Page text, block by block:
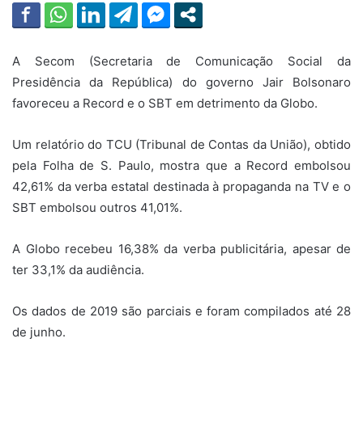
A Secom (Secretaria de Comunicação Social da
Presidência da República) do governo Jair Bolsonaro
favoreceu a Record e o SBT em detrimento da Globo.
Um relatório do TCU (Tribunal de Contas da União), obtido
pela Folha de S. Paulo, mostra que a Record embolsou
42,61% da verba estatal destinada à propaganda na TV e o
SBT embolsou outros 41,01%.
A Globo recebeu 16,38% da verba publicitária, apesar de
ter 33,1% da audiência.
Os dados de 2019 são parciais e foram compilados até 28
de junho.